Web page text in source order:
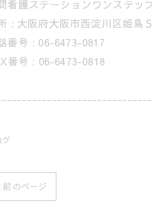
看護ステーションワンステッ
: 大阪府大阪市西淀川区姫島
番号 : 06-6473-0817
番号 : 06-6473-0818
グ
前のページ